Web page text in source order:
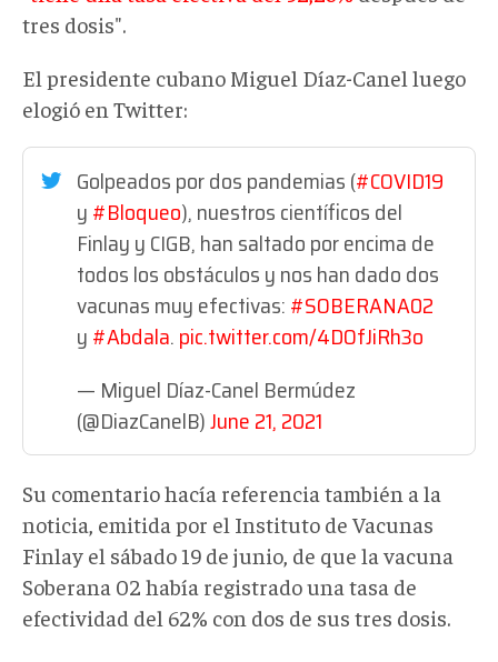
tres dosis".
El presidente cubano Miguel Díaz-Canel luego
elogió en Twitter:
Golpeados por dos pandemias (#COVID19
y#Bloqueo), nuestros científicos del
Finlay y CIGB, han saltado por encima de
todos los obstáculos y nos han dado dos
vacunas muy efectivas:#SOBERANA02
y#Abdala.pic.twitter.com/4DOfJiRh3o
— Miguel Díaz-Canel Bermúdez
(@DiazCanelB)June 21, 2021
Su comentario hacía referencia también a la
noticia, emitida por el Instituto de Vacunas
Finlay el sábado 19 de junio, de que la vacuna
Soberana 02 había registrado una tasa de
efectividad del 62% con dos de sus tres dosis.